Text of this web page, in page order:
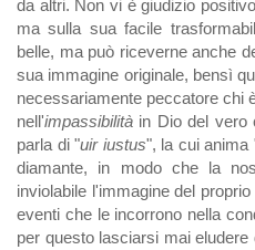
da altri. Non vi è giudizio
ma sulla sua facile
belle, ma può riceverne anche
sua immagine originale, bensì
necessariamente peccatore chi
nell'impassibilità in Dio del vero
parla di "uir iustus", la cui anima
diamante, in modo che la
inviolabile l'immagine del
eventi che le incorrono nella
per questo lasciarsi mai